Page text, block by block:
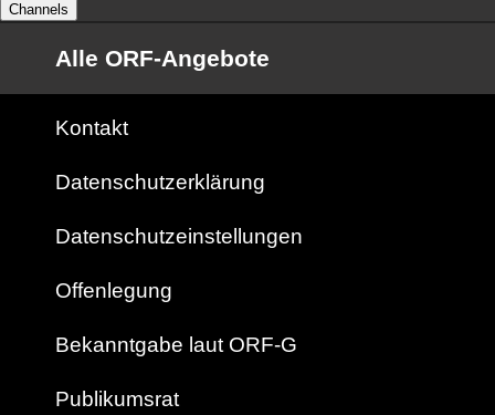
Channels
Alle ORF-Angebote
Kontakt
Datenschutzerklärung
Datenschutzeinstellungen
Offenlegung
Bekanntgabe laut ORF-G
Publikumsrat